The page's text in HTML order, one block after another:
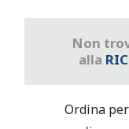
Non
alla